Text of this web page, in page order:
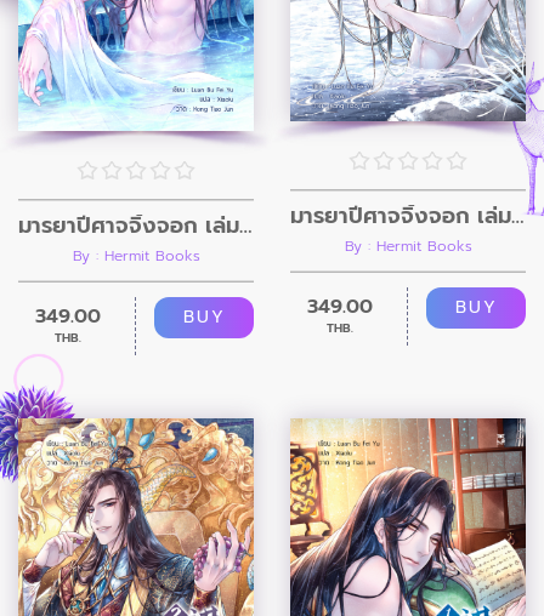
มารยาปีศาจจิ้งจอก เล่ม 4
By : Hermit Books
349.00
THB.
BUY
มารยาปีศาจจิ้งจอก เล่ม 3
By : Hermit Books
349.00
THB.
BUY